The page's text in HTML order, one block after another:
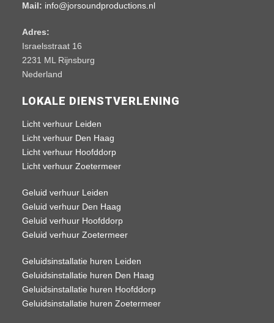
Mail: info@jorsoundproductions.nl
Adres:
Israelsstraat 16
2231 ML Rijnsburg
Nederland
LOKALE DIENSTVERLENING
Licht verhuur Leiden
Licht verhuur Den Haag
Licht verhuur Hoofddorp
Licht verhuur Zoetermeer
Geluid verhuur Leiden
Geluid verhuur Den Haag
Geluid verhuur Hoofddorp
Geluid verhuur Zoetermeer
Geluidsinstallatie huren Leiden
Geluidsinstallatie huren Den Haag
Geluidsinstallatie huren Hoofddorp
Geluidsinstallatie huren Zoetermeer